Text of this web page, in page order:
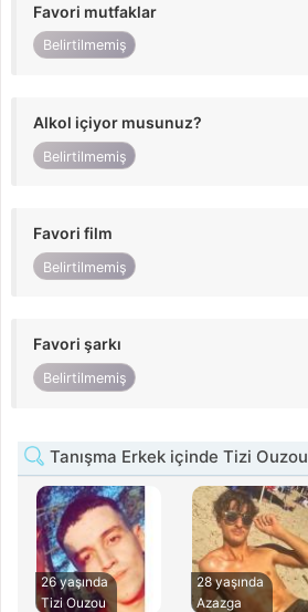
Favori mutfaklar
Belirtilmemiş
Alkol içiyor musunuz?
Belirtilmemiş
Favori film
Belirtilmemiş
Favori şarkı
Belirtilmemiş
Tanışma Erkek içinde Tizi Ouzou
26 yaşında
Tizi Ouzou
28 yaşında
Azazga